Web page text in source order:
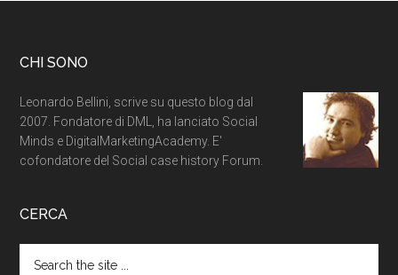
CHI SONO
Leonardo Bellini, scrive su questo blog dal
2007. Fondatore di DML, ha lanciato Social
Minds e DigitalMarketingAcademy. E'
cofondatore del Social case history Forum.
CERCA